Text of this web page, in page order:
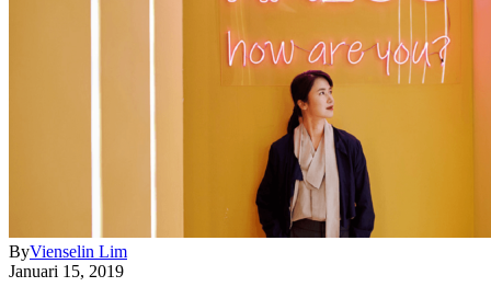
ByVienselin Lim
Januari 15, 2019